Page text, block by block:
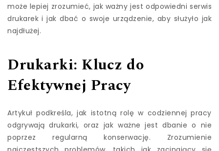
może lepiej zrozumieć, jak ważny jest odpowiedni serwis
drukarek i jak dbać o swoje urządzenie, aby służyło jak
najdłużej.
Drukarki: Klucz do
Efektywnej Pracy
Artykuł podkreśla, jak istotną rolę w codziennej pracy
odgrywają drukarki, oraz jak ważne jest dbanie o nie
poprzez regularną konserwację. Zrozumienie